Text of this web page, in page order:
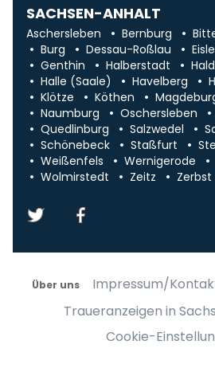
SACHSEN-ANHALT
Aschersleben Bernburg
Burg
Dessau-Roßlau
Genthin
Halberstadt
Halle (Saale)
Havelberg
Klötze
Köthen
Naumburg
Oschersleben
Quedlinburg
Salzwedel
Schönebeck
Staßfurt
Weißenfels
Wernigerode
Wolmirstedt
Zeitz Zerbst
Über uns Impressum/
Traueranzeigen in
Cookie-